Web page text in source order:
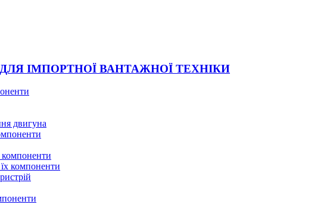
ІМПОРТНОЇ ВАНТАЖНОЇ ТЕХНІКИ
двигуна
компоненти
компоненти